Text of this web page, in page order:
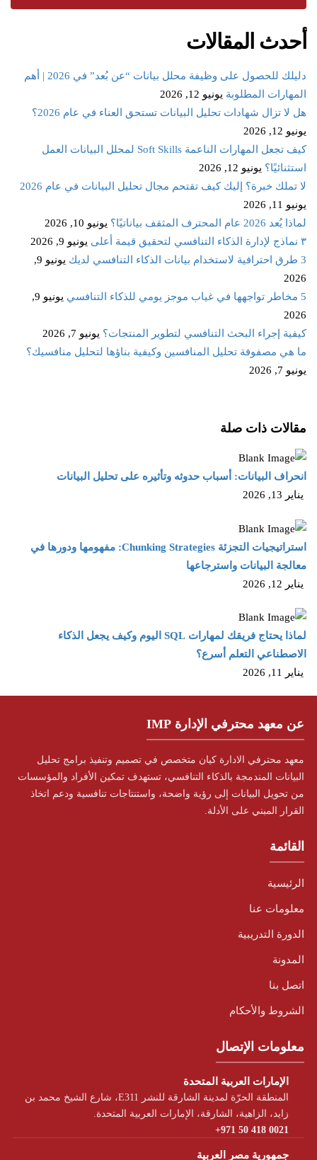
أحدث المقالات
دليلك للحصول على وظيفة محلل بيانات “عن بُعد” في 2026 | أهم
المهارات المطلوبة يونيو 12, 2026
هل لا تزال شهادات تحليل البيانات تستحق العناء في عام 2026؟
يونيو 12, 2026
كيف تجعل المهارات الناعمة Soft Skills لمحلل البيانات العمل
استثنائيًا؟ يونيو 12, 2026
لا تملك خبرة؟ إليك كيف تقتحم مجال تحليل البيانات في عام 2026
يونيو 11, 2026
لماذا يُعد 2026 عام المحترف المثقف بياناتيًا؟
يونيو 10, 2026
٣ نماذج لإدارة الذكاء التنافسي لتحقيق قيمة أعلى
يونيو 9, 2026
3 طرق احترافية لاستخدام بيانات الذكاء التنافسي لديك
يونيو 9,
2026
5 مخاطر تواجهها في غياب موجز يومي للذكاء التنافسي
يونيو 9,
2026
كيفية إجراء البحث التنافسي لتطوير المنتجات؟ يونيو 7, 2026
ما هي مصفوفة تحليل المنافسين وكيفية بناؤها لتحليل منافسيك؟
يونيو 7, 2026
مقالات ذات صلة
انحراف البيانات: أسباب حدوثه وتأثيره على تحليل البيانات
يناير 13, 2026
استراتيجيات التجزئة Chunking Strategies: مفهومها ودورها في
معالجة البيانات واسترجاعها
يناير 12, 2026
لماذا يحتاج فريقك لمهارات SQL اليوم وكيف يجعل الذكاء
الاصطناعي التعلم أسرع؟
يناير 11, 2026
عن معهد محترفي الإدارة IMP
معهد محترفي الادارة كيان متخصص في تصميم وتنفيذ برامج تحليل
البيانات المندمجة بالذكاء التنافسي، تستهدف تمكين الأفراد والمؤسسات
من تحويل البيانات إلى رؤية واضحة، واستنتاجات تنافسية ودعم اتخاذ
القرار المبني على الأدلة.
القائمة
الرئيسية
معلومات عنا
الدورة التدريبية
المدونة
اتصل بنا
الشروط والأحكام
معلومات الإتصال
الإمارات العربية المتحدة
المنطقة الحرّة لمدينة الشارقة للنشر E311، شارع الشيخ محمد بن
زايد، الزاهية، الشارقة، الإمارات العربية المتحدة.
+971 50 418 0021
جمهورية مصر العربية